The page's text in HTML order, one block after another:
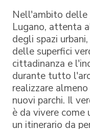
Nell'ambito delle
Lugano, attenta
degli spazi
delle superfici
cittadinanza e
durante tutto
realizzare
nuovi parchi. Il
è da vivere come
un itinerario da